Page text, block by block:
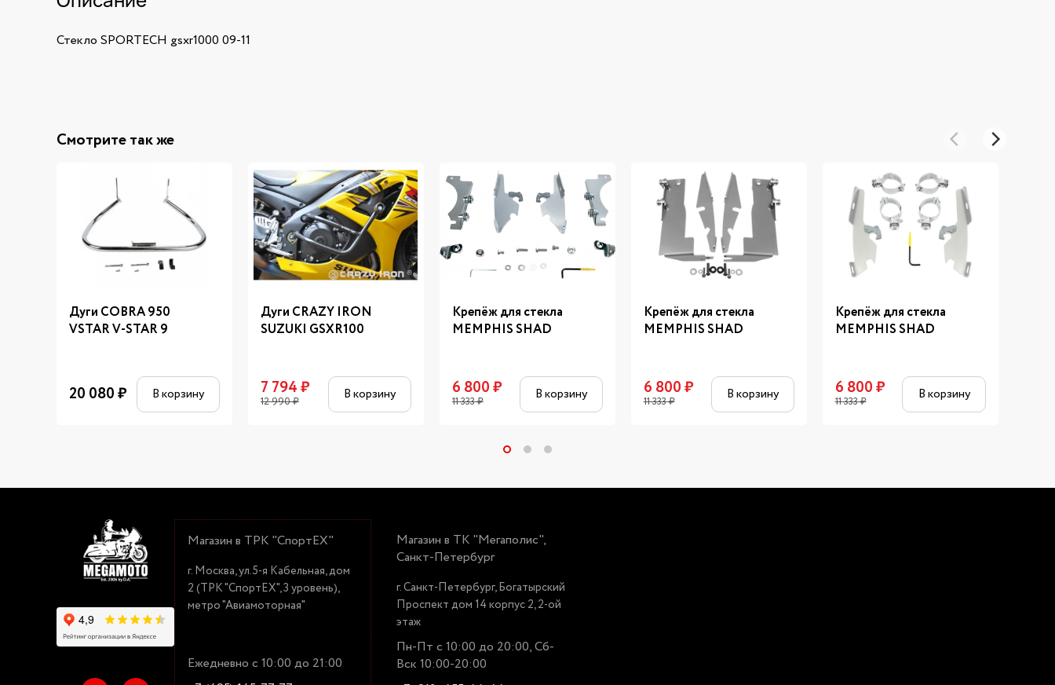
Стекло SPORTECH gsxr1000 09-11
Смотрите так же
Дуги COBRA 950
VSTAR V-STAR 9
20 080₽ В корзину
Дуги CRAZY IRON
SUZUKI GSXR100
7 794₽
12 990₽ В корзину
Крепёж для стекла
MEMPHIS SHAD
6 800₽
11 333₽ В корзину
Крепёж для стекла
MEMPHIS SHAD
6 800₽
11 333₽ В корзину
Крепёж для стекла
MEMPHIS SHAD
6 800₽
11 333₽ В корзину
Магазин в ТРК "СпортЕХ"
г. Москва, ул.5-я Кабельная, дом
2 (ТРК "СпортЕХ", 3 уровень),
метро "Авиамоторная"
Ежедневно с 10:00 до 21:00
Магазин в ТК "Мегаполис",
Санкт-Петербург
г. Санкт-Петербург, Богатырский
Проспект дом 14 корпус 2, 2-ой
этаж
Пн-Пт с 10:00 до 20:00, Сб-
Вск 10:00-20:00